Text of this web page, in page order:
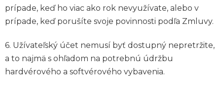
prípade, keď ho viac ako rok nevyužívate, alebo v
prípade, keď porušíte svoje povinnosti podľa Zmluvy.
6. Užívateľský účet nemusí byť dostupný nepretržite,
a to najmä s ohľadom na potrebnú údržbu
hardvérového a softvérového vybavenia.